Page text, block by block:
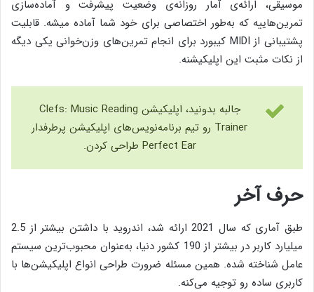
موسیقی، ارائه‌ی آمار روزانه‌ی وضعیت پیشرفت و آماده‌سازی
تمرین‌هاییه که به‌طور اختصاصی برای خود شما آماده میشه. قابلیت
پشتیبانی از MIDI کیبورد برای انجام تمرین‌های وزن‌خوانی یکی دیگه
از نکات مثبت این اپلیکیشنه.
جالبه بدونید، اپلیکیشن Clefs: Music Reading
Trainer رو تیم برنامه‌نویس‌های اپلیکیشن پرطرفدار
Perfect Ear طراحی کردن.
حرف آخر
طبق آماری که سال 2021 ارائه شد، اندروید با داشتن بیشتر از 2.5
میلیارد کاربر در بیشتر از 190 کشور دنیا، به‌عنوان محبوب‌ترین سیستم
عامل شناخته شده. همین مسئله ضرورت طراحی انواع اپلیکیشن‌ها با
کاربری ساده رو توجیه می‌کنه.